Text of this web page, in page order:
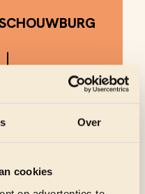
Over
cookies